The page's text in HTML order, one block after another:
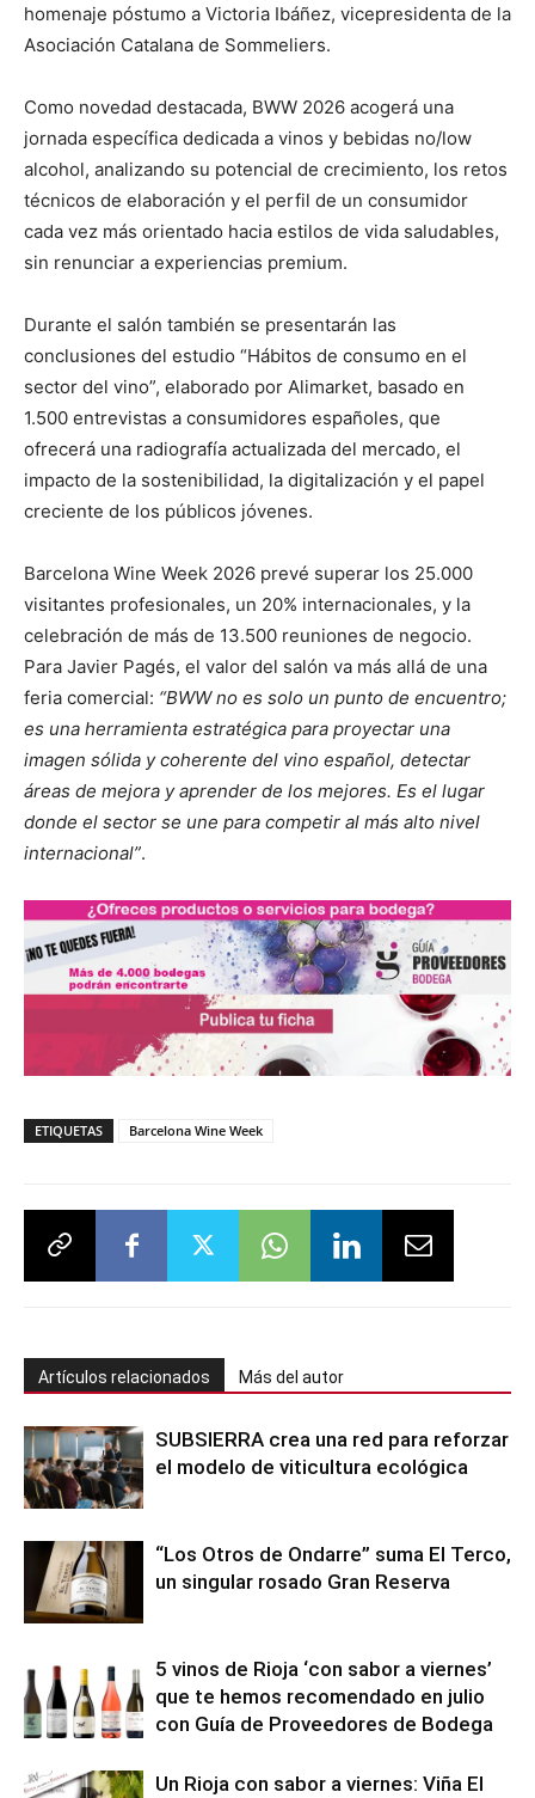
homenaje póstumo a Victoria Ibáñez, vicepresidenta de la
Asociación Catalana de Sommeliers.
Como novedad destacada, BWW 2026 acogerá una
jornada específica dedicada a vinos y bebidas no/low
alcohol, analizando su potencial de crecimiento, los retos
técnicos de elaboración y el perfil de un consumidor
cada vez más orientado hacia estilos de vida saludables,
sin renunciar a experiencias premium.
Durante el salón también se presentarán las
conclusiones del estudio “Hábitos de consumo en el
sector del vino”, elaborado por Alimarket, basado en
1.500 entrevistas a consumidores españoles, que
ofrecerá una radiografía actualizada del mercado, el
impacto de la sostenibilidad, la digitalización y el papel
creciente de los públicos jóvenes.
Barcelona Wine Week 2026 prevé superar los 25.000
visitantes profesionales, un 20% internacionales, y la
celebración de más de 13.500 reuniones de negocio.
Para Javier Pagés, el valor del salón va más allá de una
feria comercial: “BWW no es solo un punto de encuentro;
es una herramienta estratégica para proyectar una
imagen sólida y coherente del vino español, detectar
áreas de mejora y aprender de los mejores. Es el lugar
donde el sector se une para competir al más alto nivel
internacional”.
ETIQUETAS Barcelona Wine Week
Artículos relacionados Más del autor
SUBSIERRA crea una red para reforzar
el modelo de viticultura ecológica
“Los Otros de Ondarre” suma El Terco,
un singular rosado Gran Reserva
5 vinos de Rioja ‘con sabor a viernes’
que te hemos recomendado en julio
con Guía de Proveedores de Bodega
Un Rioja con sabor a viernes: Viña El